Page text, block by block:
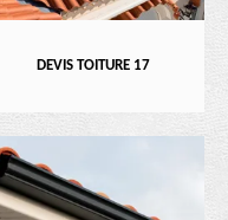
DEVIS TOITURE 17